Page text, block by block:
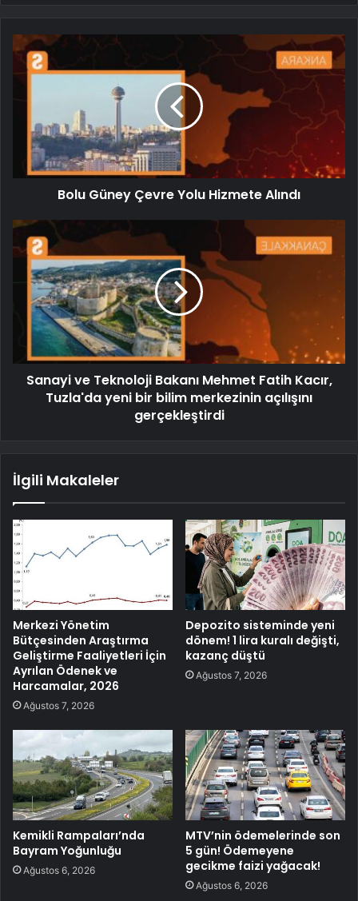
Bolu Güney Çevre Yolu Hizmete Alındı
Sanayi ve Teknoloji Bakanı Mehmet Fatih Kacır,
Tuzla'da yeni bir bilim merkezinin açılışını
gerçekleştirdi
İlgili Makaleler
Merkezi Yönetim
Bütçesinden Araştırma
Geliştirme Faaliyetleri İçin
Ayrılan Ödenek ve
Harcamalar, 2026
Ağustos 7, 2026
Depozito sisteminde yeni
dönem! 1 lira kuralı değişti,
kazanç düştü
Ağustos 7, 2026
Kemikli Rampaları’nda
Bayram Yoğunluğu
Ağustos 6, 2026
MTV’nin ödemelerinde son
5 gün! Ödemeyene
gecikme faizi yağacak!
Ağustos 6, 2026